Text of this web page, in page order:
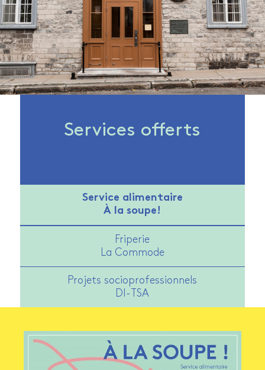
Services offerts
Service alimentaire
À la soupe!
Friperie
La Commode
Projets socioprofessionnels
DI-TSA